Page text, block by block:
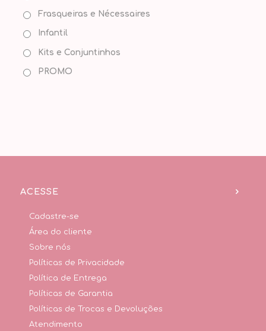
Frasqueiras e Nécessaires
Infantil
Kits e Conjuntinhos
PROMO
ACESSE
Cadastre-se
Área do cliente
Sobre nós
Políticas de Privacidade
Política de Entrega
Políticas de Garantia
Políticas de Trocas e Devoluções
Atendimento